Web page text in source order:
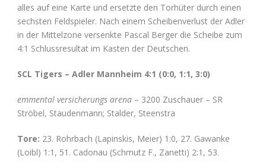
alles auf eine Karte und ersetzte den Torhüter durch einen
sechsten Feldspieler. Nach einem Scheibenverlust der Adler
in der Mittelzone versenkte Pascal Berger die Scheibe zum
4:1 Schlussresultat im Kasten der Deutschen.
SCL Tigers – Adler Mannheim 4:1 (0:0, 1:1, 3:0)
emmental versicherungs arena – 3200 Zuschauer – SR
Ströbel, Staudenmann; Stalder, Steenstra
Tore: 23. Rohrbach (Lapinskis, Meier) 1:0, 27. Gawanke
(Loibl) 1:1, 51. Cadonau (Schmutz F., Zanetti) 2:1, 53.